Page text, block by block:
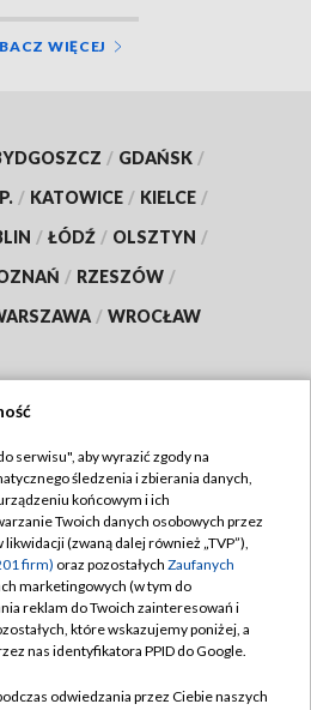
WIĘCEJ
/ GDAŃSK /
/ KATOWICE / KIELCE /
/ ŁÓDŹ / OLSZTYN /
/ RZESZÓW /
/ WROCŁAW
TVP
TVP
prywatności
Moje zgody
Pomoc
serwisu", aby wyrazić zgody na
śledzenia i zbierania danych,
końcowym i ich
Twoich danych osobowych przez
likwidacji (zwaną dalej również „TVP”),
firm) oraz pozostałych Zaufanych
marketingowych (w tym do
reklam do Twoich zainteresowań i
które wskazujemy poniżej, a
nas identyfikatora PPID do Google.
odwiedzania przez Ciebie naszych